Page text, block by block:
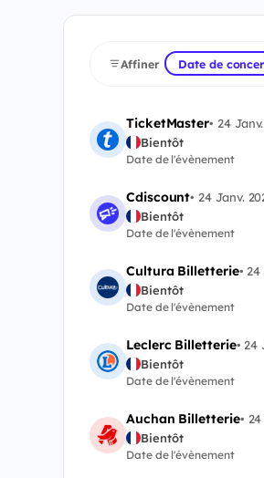
Affiner Date de
TicketMaster• 24
Bientôt
Date de l'évènement
Cdiscount• 24 Janv.
Bientôt
Date de l'évènement
Cultura Billetterie• 24
Bientôt
Date de l'évènement
Leclerc Billetterie• 24
Bientôt
Date de l'évènement
Auchan Billetterie•
Bientôt
Date de l'évènement